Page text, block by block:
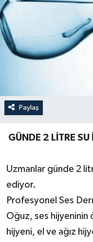
Paylaş
GÜNDE 2 LİTRE SU
Uzmanlar günde 2
ediyor.
Profesyonel Ses
Oğuz, ses hijyeninin
hijyeni, el ve ağız